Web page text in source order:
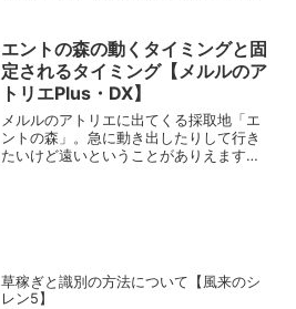
という場面があります。ただ、この時に
操作をしないと場面がル...
エントの森の動くタイミングと固
定されるタイミング【メルルのア
トリエPlus・DX】
メルルのアトリエに出てくる採取地「エ
ントの森」。急に動き出したりして行き
たいけど遠いということがありえます。
草稼ぎと識別の方法について【風来のシ
レン5】